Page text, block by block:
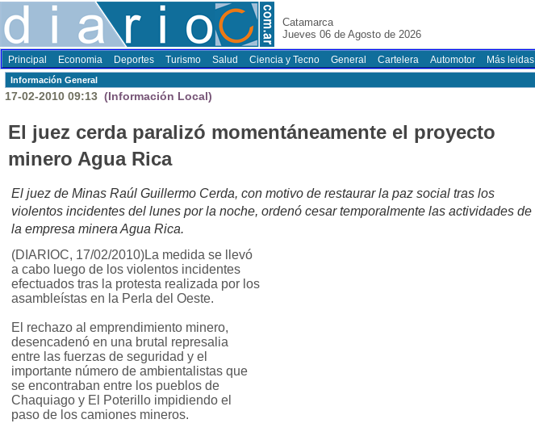
Catamarca
Jueves 06 de Agosto de 2026
Principal Economia Deportes Turismo Salud Ciencia y Tecno General Cartelera Automotor Más leidas
Información General
17-02-2010 09:13 (Información Local)
El juez cerda paralizó momentáneamente el proyecto
minero Agua Rica
El juez de Minas Raúl Guillermo Cerda, con motivo de restaurar la paz social tras los
violentos incidentes del lunes por la noche, ordenó cesar temporalmente las actividades de
la empresa minera Agua Rica.
(DIARIOC, 17/02/2010)La medida se llevó
a cabo luego de los violentos incidentes
efectuados tras la protesta realizada por los
asambleístas en la Perla del Oeste.
El rechazo al emprendimiento minero,
desencadenó en una brutal represalia
entre las fuerzas de seguridad y el
importante número de ambientalistas que
se encontraban entre los pueblos de
Chaquiago y El Poterillo impidiendo el
paso de los camiones mineros.